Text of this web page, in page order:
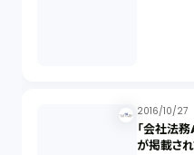
2016/10/27
「会社法
が掲載され